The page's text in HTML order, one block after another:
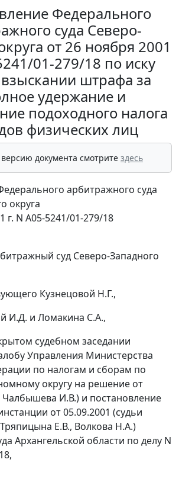
Федерального
суда Северо-
от 26 ноября 2001
01-279/18 по иску
штрафа за
удержание и
подоходного налога
физических лиц
документа смотрите здесь
арбитражного суда
округа
г. N А05-5241/01-279/18
суд Северо-Западного
Кузнецовой Н.Г.,
И.Д. и Ломакина С.А.,
судебном заседании
Управления Министерства
по налогам и сборам по
округу на решение от
Чалбышева И.В.) и постановление
от 05.09.2001 (судьи
Е.В., Волкова Н.А.)
Архангельской области по делу N